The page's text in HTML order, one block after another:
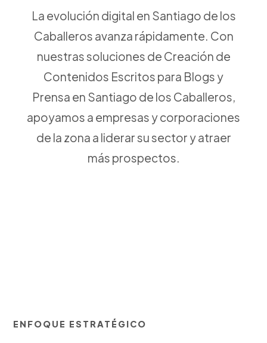
La evolución digital en Santiago de los
Caballeros avanza rápidamente. Con
nuestras soluciones de Creación de
Contenidos Escritos para Blogs y
Prensa en Santiago de los Caballeros,
apoyamos a empresas y corporaciones
de la zona a liderar su sector y atraer
más prospectos.
ENFOQUE ESTRATÉGICO